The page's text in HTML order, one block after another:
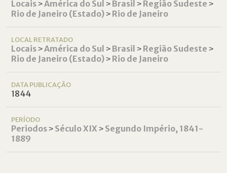
Locais˃América do Sul ˃ Brasil ˃ Região Sudeste ˃
Rio de Janeiro (Estado)˃ Rio de Janeiro
LOCAL RETRATADO
Locais˃América do Sul ˃ Brasil ˃ Região Sudeste ˃
Rio de Janeiro (Estado)˃ Rio de Janeiro
DATA PUBLICAÇÃO
1844
PERÍODO
Periodos˃ Século XIX ˃ Segundo Império, 1841-
1889